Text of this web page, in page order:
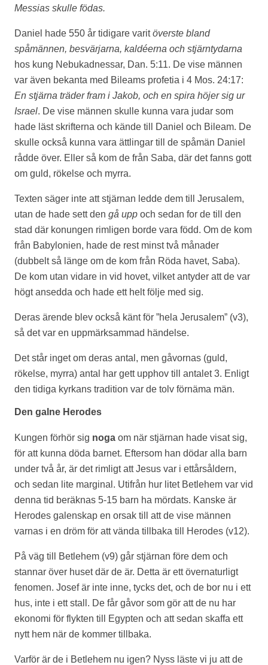
Messias skulle födas.
Daniel hade 550 år tidigare varitöverste bland
spåmännen, besvärjarna, kaldéerna och stjärntydarna
hos kung Nebukadnessar, Dan. 5:11. De vise männen
var även bekanta med Bileams profetia i 4 Mos. 24:17:
En stjärna träder fram i Jakob, och en spira höjer sig ur
Israel. De vise männen skulle kunna vara judar som
hade läst skrifterna och kände till Daniel och Bileam. De
skulle också kunna vara ättlingar till de spåmän Daniel
rådde över. Eller så kom de från Saba, där det fanns gott
om guld, rökelse och myrra.
Texten säger inte att stjärnan ledde dem till Jerusalem,
utan de hade sett den gå upp och sedan for de till den
stad där konungen rimligen borde vara född. Om de kom
från Babylonien, hade de rest minst två månader
(dubbelt så länge om de kom från Röda havet, Saba).
De kom utan vidare in vid hovet, vilket antyder att de var
högt ansedda och hade ett helt följe med sig.
Deras ärende blev också känt för ”hela Jerusalem” (v3),
så det var en uppmärksammad händelse.
Det står inget om deras antal, men gåvornas (guld,
rökelse, myrra) antal har gett upphov till antalet 3. Enligt
den tidiga kyrkans tradition var de tolv förnäma män.
Den galne Herodes
Kungen förhör sig noga om när stjärnan hade visat sig,
för att kunna döda barnet. Eftersom han dödar alla barn
under två år, är det rimligt att Jesus var i ettårsåldern,
och sedan lite marginal. Utifrån hur litet Betlehem var vid
denna tid beräknas 5-15 barn ha mördats. Kanske är
Herodes galenskap en orsak till att de vise männen
varnas i en dröm för att vända tillbaka till Herodes (v12).
På väg till Betlehem (v9) går stjärnan före dem och
stannar över huset där de är. Detta är ett övernaturligt
fenomen. Josef är inte inne, tycks det, och de bor nu i ett
hus, inte i ett stall. De får gåvor som gör att de nu har
ekonomi för flykten till Egypten och att sedan skaffa ett
nytt hem när de kommer tillbaka.
Varför är de i Betlehem nu igen? Nyss läste vi ju att de